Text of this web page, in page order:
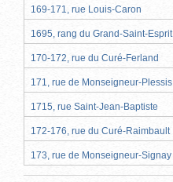
169-171, rue Louis-Caron
1695, rang du Grand-Saint-Esprit
170-172, rue du Curé-Ferland
171, rue de Monseigneur-Plessis
1715, rue Saint-Jean-Baptiste
172-176, rue du Curé-Raimbault
173, rue de Monseigneur-Signay